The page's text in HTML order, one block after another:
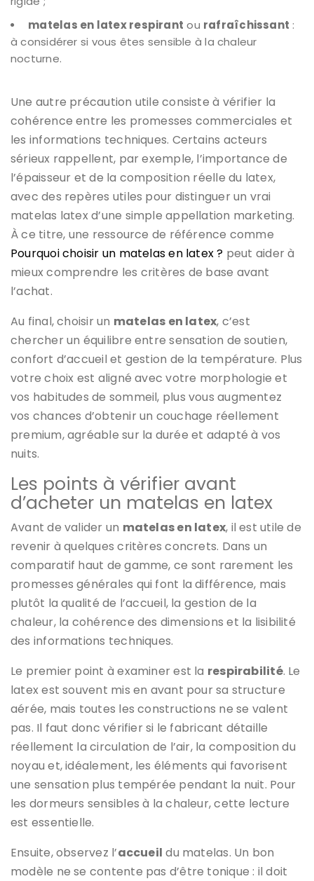
matelas en latex respirant ou rafraîchissant :
à considérer si vous êtes sensible à la chaleur
nocturne.
Une autre précaution utile consiste à vérifier la
cohérence entre les promesses commerciales et
les informations techniques. Certains acteurs
sérieux rappellent, par exemple, l’importance de
l’épaisseur et de la composition réelle du latex,
avec des repères utiles pour distinguer un vrai
matelas latex d’une simple appellation marketing.
À ce titre, une ressource de référence comme
Pourquoi choisir un matelas en latex ? peut aider à
mieux comprendre les critères de base avant
l’achat.
Au final, choisir un matelas en latex, c’est
chercher un équilibre entre sensation de soutien,
confort d’accueil et gestion de la température. Plus
votre choix est aligné avec votre morphologie et
vos habitudes de sommeil, plus vous augmentez
vos chances d’obtenir un couchage réellement
premium, agréable sur la durée et adapté à vos
nuits.
Les points à vérifier avant
d’acheter un matelas en latex
Avant de valider un matelas en latex, il est utile de
revenir à quelques critères concrets. Dans un
comparatif haut de gamme, ce sont rarement les
promesses générales qui font la différence, mais
plutôt la qualité de l’accueil, la gestion de la
chaleur, la cohérence des dimensions et la lisibilité
des informations techniques.
Le premier point à examiner est la respirabilité. Le
latex est souvent mis en avant pour sa structure
aérée, mais toutes les constructions ne se valent
pas. Il faut donc vérifier si le fabricant détaille
réellement la circulation de l’air, la composition du
noyau et, idéalement, les éléments qui favorisent
une sensation plus tempérée pendant la nuit. Pour
les dormeurs sensibles à la chaleur, cette lecture
est essentielle.
Ensuite, observez l’accueil du matelas. Un bon
modèle ne se contente pas d’être tonique : il doit